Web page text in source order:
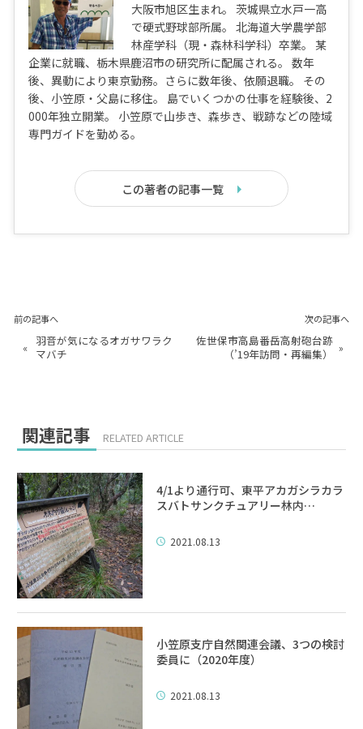
大阪市旭区生まれ。 茨城県立水戸一高
で硬式野球部所属。 北海道大学農学部
林産学科（現・森林科学科）卒業。 某
企業に就職、栃木県鹿沼市の研究所に配属される。 数年
後、異動により東京勤務。さらに数年後、依願退職。 その
後、小笠原・父島に移住。 島でいくつかの仕事を経験後、2
000年独立開業。 小笠原で山歩き、森歩き、戦跡などの陸域
専門ガイドを勤める。
この著者の記事一覧
前の記事へ
« 羽音が気になるオガサワラク
マバチ
次の記事へ
佐世保市高島番岳高射砲台跡
（’19年訪問・再編集）
»
関連記事 RELATED ARTICLE
4/1より通行可、東平アカガシラカラ
スバトサンクチュアリー林内…
2021.08.13
小笠原支庁自然関連会議、3つの検討
委員に（2020年度）
2021.08.13